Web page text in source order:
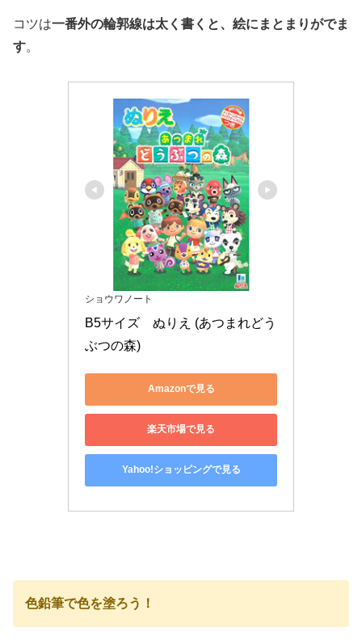
コツは一番外の輪郭線は太く書くと、絵にまとまりがでま
す。
ショウワノート
B5サイズ　ぬりえ (あつまれどう
ぶつの森)
Amazonで見る
楽天市場で見る
Yahoo!ショッピングで見る
色鉛筆で色を塗ろう！